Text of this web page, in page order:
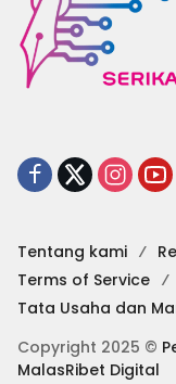
Tentang kami
Terms of Service
Tata Usaha dan
Copyright 2025 ©
MalasRibet Digital